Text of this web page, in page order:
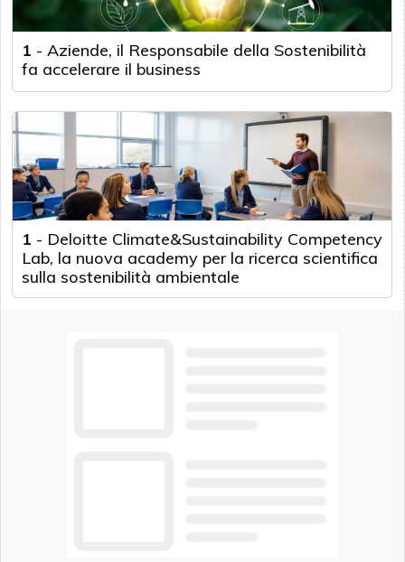
1 - Aziende, il Responsabile della Sostenibilità
fa accelerare il business
1 - Deloitte Climate&Sustainability Competency
Lab, la nuova academy per la ricerca scientifica
sulla sostenibilità ambientale